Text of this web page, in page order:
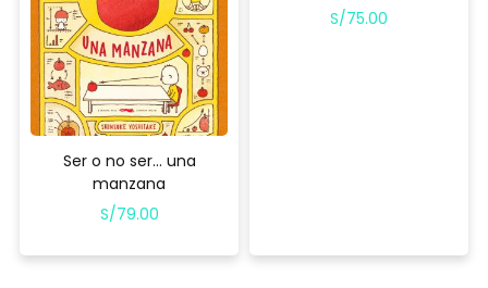
Ser o no ser… una
manzana
S/79.00
S/75.00